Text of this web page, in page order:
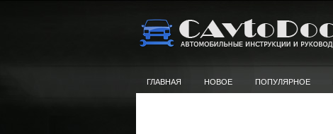
ГЛАВНАЯ НОВОЕ ПОПУЛЯРНОЕ